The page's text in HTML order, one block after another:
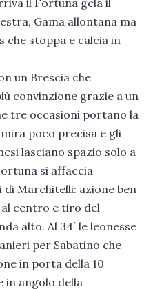
il Fortuna gela il
Gama allontana ma
che stoppa e calcia in
un Brescia che
convinzione grazie a un
tre occasioni portano la
poco precisa e gli
lasciano spazio solo a
si affaccia
Marchitelli: azione ben
centro e tiro del
alto. Al 34′ le leonesse
per Sabatino che
in porta della 10
in angolo della